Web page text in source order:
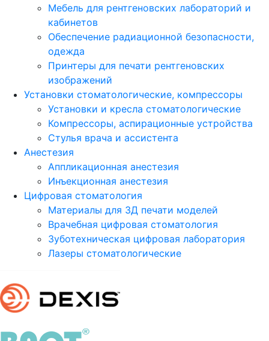
Мебель для рентгеновских лабораторий и
кабинетов
Обеспечение радиационной безопасности,
одежда
Принтеры для печати рентгеновских
изображений
Установки стоматологические, компрессоры
Установки и кресла стоматологические
Компрессоры, аспирационные устройства
Стулья врача и ассистента
Анестезия
Аппликационная анестезия
Инъекционная анестезия
Цифровая стоматология
Материалы для 3Д печати моделей
Врачебная цифровая стоматология
Зуботехническая цифровая лаборатория
Лазеры стоматологические